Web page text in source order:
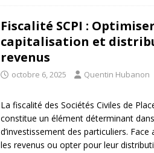
Fiscalité SCPI :
capitalisation et
revenus
octobre 6, 2025 Quentin Hubanon
La fiscalité des Sociétés Civiles de
constitue un élément déterminant
d’investissement des particuliers.
les revenus ou opter pour leur